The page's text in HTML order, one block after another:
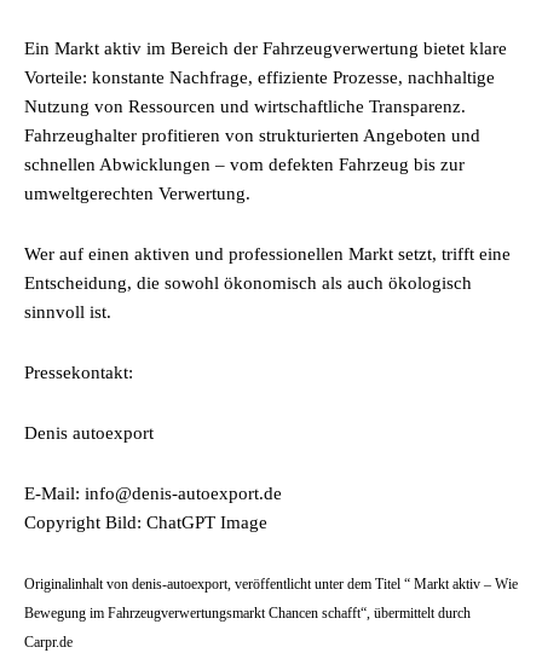
Ein Markt aktiv im Bereich der Fahrzeugverwertung bietet klare
Vorteile: konstante Nachfrage, effiziente Prozesse, nachhaltige
Nutzung von Ressourcen und wirtschaftliche Transparenz.
Fahrzeughalter profitieren von strukturierten Angeboten und
schnellen Abwicklungen – vom defekten Fahrzeug bis zur
umweltgerechten Verwertung.
Wer auf einen aktiven und professionellen Markt setzt, trifft eine
Entscheidung, die sowohl ökonomisch als auch ökologisch
sinnvoll ist.
Pressekontakt:
Denis autoexport
E-Mail: info@denis-autoexport.de
Copyright Bild: ChatGPT Image
Originalinhalt von denis-autoexport, veröffentlicht unter dem Titel “ Markt aktiv – Wie
Bewegung im Fahrzeugverwertungsmarkt Chancen schafft“, übermittelt durch
Carpr.de